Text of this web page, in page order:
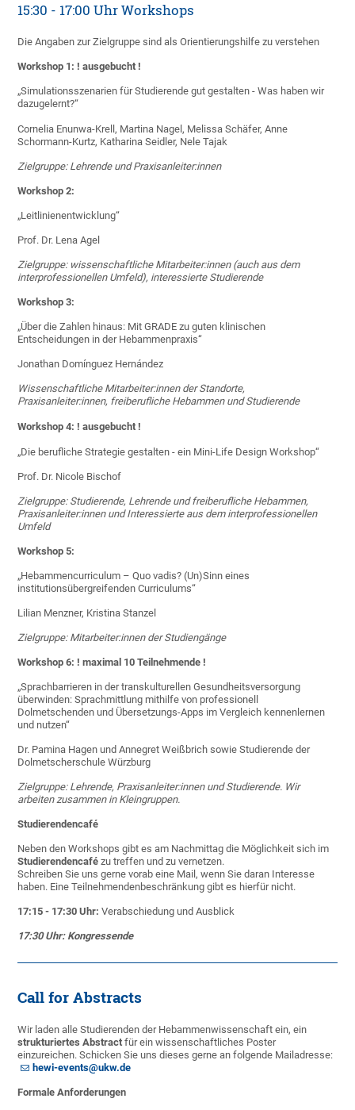
15:30 - 17:00 Uhr Workshops
Die Angaben zur Zielgruppe sind als Orientierungshilfe zu verstehen
Workshop 1: ! ausgebucht !
„Simulationsszenarien für Studierende gut gestalten - Was haben wir
dazugelernt?“
Cornelia Enunwa-Krell, Martina Nagel, Melissa Schäfer, Anne
Schormann-Kurtz, Katharina Seidler, Nele Tajak
Zielgruppe: Lehrende und Praxisanleiter:innen
Workshop 2:
„Leitlinienentwicklung“
Prof. Dr. Lena Agel
Zielgruppe: wissenschaftliche Mitarbeiter:innen (auch aus dem
interprofessionellen Umfeld), interessierte Studierende
Workshop 3:
„Über die Zahlen hinaus: Mit GRADE zu guten klinischen
Entscheidungen in der Hebammenpraxis“
Jonathan Domínguez Hernández
Wissenschaftliche Mitarbeiter:innen der Standorte,
Praxisanleiter:innen, freiberufliche Hebammen und Studierende
Workshop 4: ! ausgebucht !
„Die berufliche Strategie gestalten - ein Mini-Life Design Workshop“
Prof. Dr. Nicole Bischof
Zielgruppe: Studierende, Lehrende und freiberufliche Hebammen,
Praxisanleiter:innen und Interessierte aus dem interprofessionellen
Umfeld
Workshop 5:
„Hebammencurriculum – Quo vadis? (Un)Sinn eines
institutionsübergreifenden Curriculums“
Lilian Menzner, Kristina Stanzel
Zielgruppe: Mitarbeiter:innen der Studiengänge
Workshop 6: ! maximal 10 Teilnehmende !
„Sprachbarrieren in der transkulturellen Gesundheitsversorgung
überwinden: Sprachmittlung mithilfe von professionell
Dolmetschenden und Übersetzungs-Apps im Vergleich kennenlernen
und nutzen“
Dr. Pamina Hagen und Annegret Weißbrich sowie Studierende der
Dolmetscherschule Würzburg
Zielgruppe: Lehrende, Praxisanleiter:innen und Studierende. Wir
arbeiten zusammen in Kleingruppen.
Studierendencafé
Neben den Workshops gibt es am Nachmittag die Möglichkeit sich im
Studierendencafézu treffen und zu vernetzen.
Schreiben Sie uns gerne vorab eine Mail, wenn Sie daran Interesse
haben. Eine Teilnehmendenbeschränkung gibt es hierfür nicht.
17:15 - 17:30 Uhr:Verabschiedung und Ausblick
17:30 Uhr: Kongressende
Call for Abstracts
Wir laden alle Studierenden der Hebammenwissenschaft ein, ein
strukturiertes Abstract für ein wissenschaftliches Poster
einzureichen. Schicken Sie uns dieses gerne an folgende Mailadresse:
hewi-events@ukw.de
Formale Anforderungen